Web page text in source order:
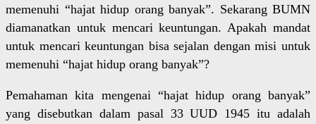
memenuhi “hajat hidup orang banyak”. Sekarang BUMN
diamanatkan untuk mencari keuntungan. Apakah mandat
untuk mencari keuntungan bisa sejalan dengan misi untuk
memenuhi “hajat hidup orang banyak”?
Pemahaman kita mengenai “hajat hidup orang banyak”
yang disebutkan dalam pasal 33 UUD 1945 itu adalah